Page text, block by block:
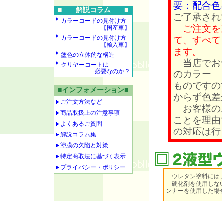
■ 解説コラム ■
カラーコードの見付け方
【国産車】
カラーコードの見付け方
【輸入車】
塗色の立体的な構造
クリヤーコートは
必要なのか？
■インフォメーション■
ご注文方法など
商品取扱上の注意事項
よくあるご質問
解説コラム集
塗膜の欠陥と対策
特定商取法に基づく表示
プライバシー・ポリシー
要：配合
ご了承さ
ご注文
て、すべ
ます。
当店でお
のカラー
ものです
からず色
お客様の
ことを理
の対応は
ウレタン塗料には
硬化剤を使用しな
ンナーを使用した